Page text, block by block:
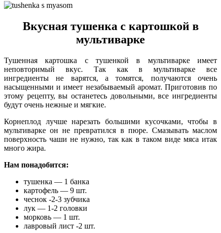
Вкусная тушенка с картошкой в
мультиварке
Тушенная картошка с тушенкой в мультиварке имеет
неповторимый вкус. Так как в мультиварке все
ингредиенты не варятся, а томятся, получаются очень
насыщенными и имеет незабываемый аромат. Приготовив по
этому рецепту, вы останетесь довольными, все ингредиенты
будут очень нежные и мягкие.
Корнеплод лучше нарезать большими кусочками, чтобы в
мультиварке он не превратился в пюре. Смазывать маслом
поверхность чаши не нужно, так как в таком виде мяса итак
много жира.
Нам понадобится:
тушенка — 1 банка
картофель — 9 шт.
чеснок -2-3 зубчика
лук — 1-2 головки
морковь — 1 шт.
лавровый лист -2 шт.